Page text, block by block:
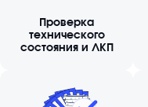
Проверка
технического
состояния и ЛКП